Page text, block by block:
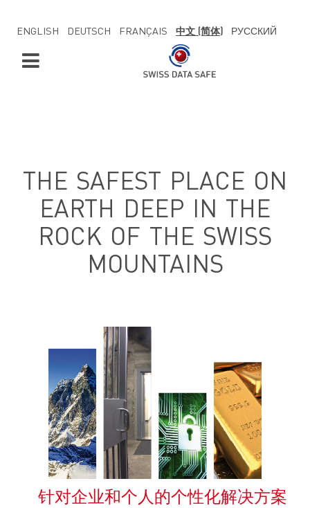
ENGLISH DEUTSCH FRANÇAIS 中文 (简体) РУССКИЙ
THE SAFEST PLACE ON
EARTH DEEP IN THE
ROCK OF THE SWISS
MOUNTAINS
针对企业和个人的个性化解决方案